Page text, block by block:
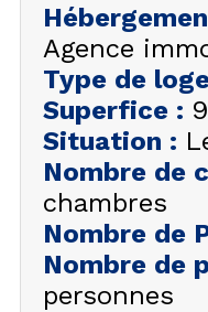
+33
Agence
Type de
Superfice :
Situation :
Nombre de
chambres
Nombre de
Nombre de
personnes